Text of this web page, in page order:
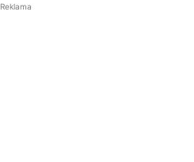
Reklama